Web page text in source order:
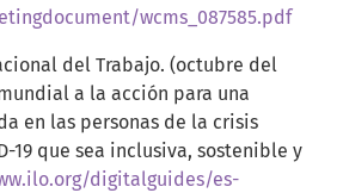
wcms_087585.pdf
del Trabajo. (octubre del
a la acción para una
en las personas de la crisis
19 que sea inclusiva, sostenible y
digitalguides/es-